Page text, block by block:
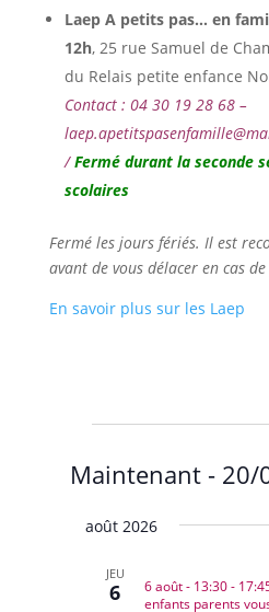
Laep A petits pas… en
12h, 25 rue Samuel de
du Relais petite enfance
Contact : 04 30 19 28 68 –
/Fermé durant la seconde
scolaires
Fermé les jours fériés. Il est
avant de vous délacer en cas
En savoir plus sur les Laep
Évènements
Maintenant - 20/
une
août 2026
JEU
6 6 août - 13:30-
enfants parents